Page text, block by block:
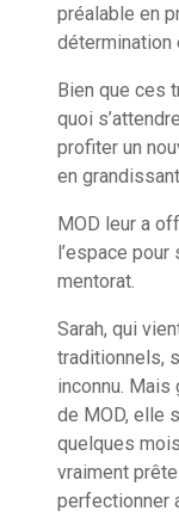
préalable en
détermination
Bien que ces
quoi
profiter un
en
MOD leur a
l’espace pour
mentorat.
Sarah, qui
traditionnels,
inconnu. Mais
de MOD, elle
quelques
vraiment
perfectionner